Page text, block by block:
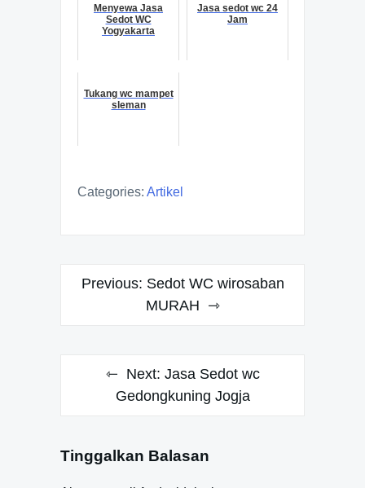
Menyewa Jasa
Sedot WC
Yogyakarta
Jasa sedot wc 24
Jam
Tukang wc mampet
sleman
Categories: Artikel
Navigasi
Previous: Sedot WC wirosaban
MURAH
Next: Jasa Sedot wc
Gedongkuning Jogja
Tinggalkan Balasan